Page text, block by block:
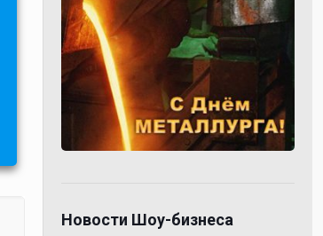
Новости Шоу-бизнеса